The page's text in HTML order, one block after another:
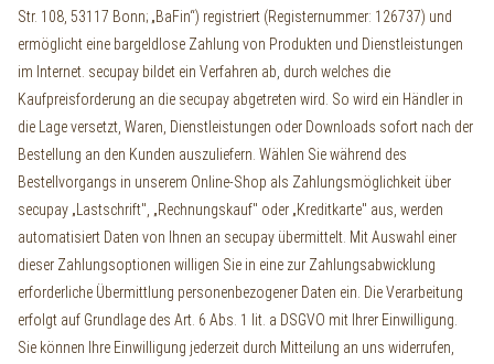
Str. 108, 53117 Bonn; „BaFin“) registriert (Registernummer: 126737) und
ermöglicht eine bargeldlose Zahlung von Produkten und Dienstleistungen
im Internet. secupay bildet ein Verfahren ab, durch welches die
Kaufpreisforderung an die secupay abgetreten wird. So wird ein Händler in
die Lage versetzt, Waren, Dienstleistungen oder Downloads sofort nach der
Bestellung an den Kunden auszuliefern. Wählen Sie während des
Bestellvorgangs in unserem Online-Shop als Zahlungsmöglichkeit über
secupay „Lastschrift", „Rechnungskauf" oder „Kreditkarte" aus, werden
automatisiert Daten von Ihnen an secupay übermittelt. Mit Auswahl einer
dieser Zahlungsoptionen willigen Sie in eine zur Zahlungsabwicklung
erforderliche Übermittlung personenbezogener Daten ein. Die Verarbeitung
erfolgt auf Grundlage des Art. 6 Abs. 1 lit. a DSGVO mit Ihrer Einwilligung.
Sie können Ihre Einwilligung jederzeit durch Mitteilung an uns widerrufen,